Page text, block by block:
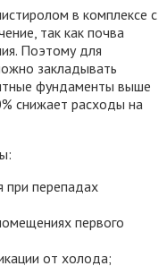
в комплексе с
так как почва
Поэтому для
закладывать
фундаменты выше
снижает расходы на
при перепадах
первого
от холода;